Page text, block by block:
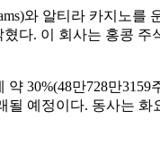
와 알티라 카지노를
다. 이 회사는 홍콩 주
30%(48만728만
예정이다. 동사는 화